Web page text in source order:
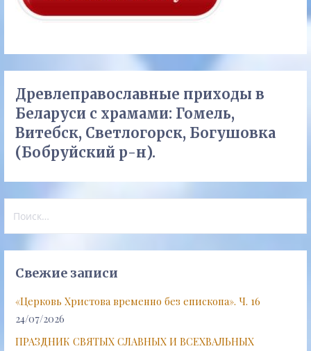
Древлеправославные приходы в
Беларуси с храмами: Гомель,
Витебск, Светлогорск, Богушовка
(Бобруйский р-н).
Свежие записи
«Церковь Христова временно без епископа». Ч. 16
24/07/2026
ПРАЗДНИК СВЯТЫХ СЛАВНЫХ И ВСЕХВАЛЬНЫХ